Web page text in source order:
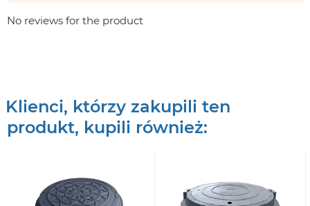
No reviews for the product
Klienci, którzy zakupili ten
produkt, kupili również: